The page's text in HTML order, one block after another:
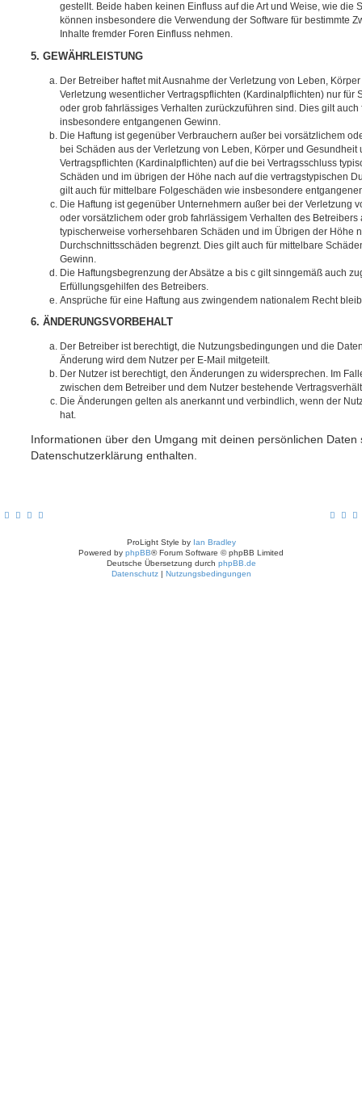
gestellt. Beide haben keinen Einfluss auf die Art und Weise, wie die
können insbesondere die Verwendung der Software für bestimmte
Inhalte fremder Foren Einfluss nehmen.
5. GEWÄHRLEISTUNG
Der Betreiber haftet mit Ausnahme der Verletzung von Leben,
Verletzung wesentlicher Vertragspflichten (Kardinalpflichten) nur für
oder grob fahrlässiges Verhalten zurückzuführen sind. Dies gilt
insbesondere entgangenen Gewinn.
Die Haftung ist gegenüber Verbrauchern außer bei vorsätzlichem
bei Schäden aus der Verletzung von Leben, Körper und
Vertragspflichten (Kardinalpflichten) auf die bei Vertragsschluss
Schäden und im übrigen der Höhe nach auf die vertragstypischen
gilt auch für mittelbare Folgeschäden wie insbesondere
Die Haftung ist gegenüber Unternehmern außer bei der Verletzung
oder vorsätzlichem oder grob fahrlässigem Verhalten des Betreibers
typischerweise vorhersehbaren Schäden und im Übrigen der Höhe
Durchschnittsschäden begrenzt. Dies gilt auch für mittelbare
Gewinn.
Die Haftungsbegrenzung der Absätze a bis c gilt sinngemäß auch
Erfüllungsgehilfen des Betreibers.
Ansprüche für eine Haftung aus zwingendem nationalem Recht
6. ÄNDERUNGSVORBEHALT
Der Betreiber ist berechtigt, die Nutzungsbedingungen und die
Änderung wird dem Nutzer per E-Mail mitgeteilt.
Der Nutzer ist berechtigt, den Änderungen zu widersprechen. Im
zwischen dem Betreiber und dem Nutzer bestehende
Die Änderungen gelten als anerkannt und verbindlich, wenn der
hat.
Informationen über den Umgang mit deinen persönlichen Daten
Datenschutzerklärung enthalten.
ProLight Style by Ian Bradley
Powered by phpBB® Forum Software © phpBB Limited
Deutsche Übersetzung durch phpBB.de
Datenschutz| Nutzungsbedingungen